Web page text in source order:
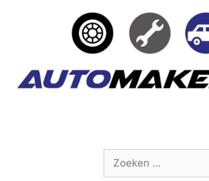
Zoek